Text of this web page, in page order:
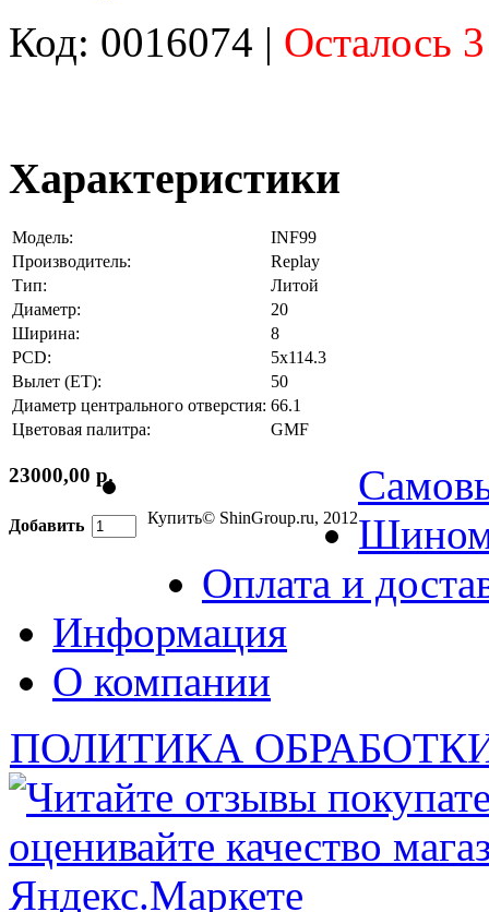
Код: 0016074 | Осталось
Характеристики
Модель:
INF99
Производитель:
Replay
Тип:
Литой
Диаметр:
20
Ширина:
8
PCD:
5x114.3
Вылет (ET):
50
Диаметр центрального отверстия: 66.1
Цветовая палитра:
GMF
23000,00 р.
Добавить Купить© ShinGroup.ru, 2012
Оплата и
Информация
О компании
ПОЛИТИКА